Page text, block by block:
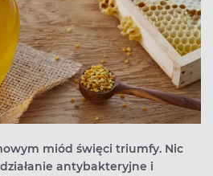
miód święci triumfy. Nic
antybakteryjne i